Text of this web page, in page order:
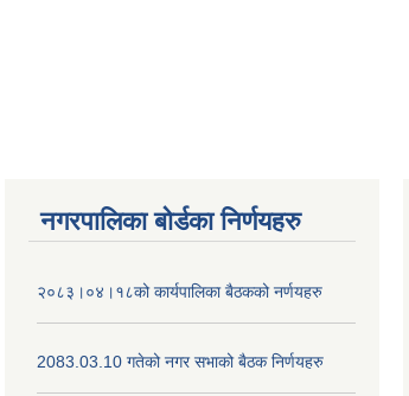
नगरपालिका बोर्डका निर्णयहरु
२०८३।०४।१८को कार्यपालिका बैठकको नर्णयहरु
2083.03.10 गतेको नगर सभाको बैठक निर्णयहरु